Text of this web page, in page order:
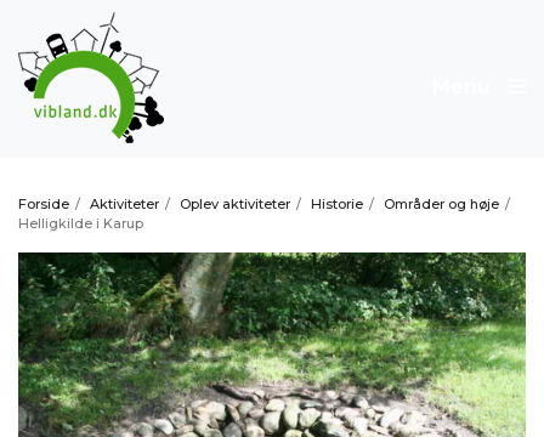
Forside / Aktiviteter / Oplev aktiviteter / Historie / Områder og høje /
Helligkilde i Karup